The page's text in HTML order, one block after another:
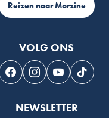
Reizen naar Morzine
VOLG ONS
Volg ons op Facebook
Volg ons op
Volg ons
Volg
NEWSLETTER